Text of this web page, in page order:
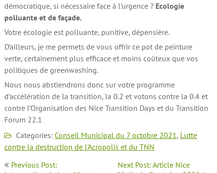
démocratique, si nécessaire face à l’urgence ? Ecologie
polluante et de façade.
Votre écologie est polluante, punitive, dépensière.
D’ailleurs, je me permets de vous offrir ce pot de peinture
verte, certainement plus efficace et moins coûteux que vos
politiques de greenwashing.
Nous nous abstiendrons donc sur votre programme
d’accélération de la transition, la 0.2 et votons contre la 0.4 et
contre l’Organisation des Nice Transition Days et du Transition
Forum 22.1
Categories: Conseil Municipal du 7 octobre 2021, Lutte
contre la destruction de l'Acropolis et du TNN
Navigation
Previous Post:
Next Post: Article Nice